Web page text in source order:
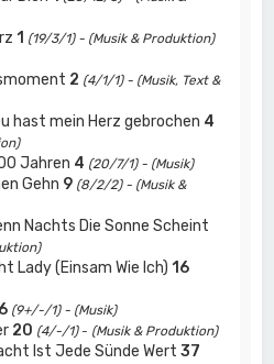
1 (19/3/1) - (Musik & Produktion)
2 (4/1/1) - (Musik, Text &
hast mein Herz gebrochen 4
Jahren 4 (20/7/1) - (Musik)
Gehn 9 (8/2/2) - (Musik &
Nachts Die Sonne Scheint
Lady (Einsam Wie Ich) 16
(9+/-/1) - (Musik)
20 (4/-/1)- (Musik & Produktion)
Ist Jede Sünde Wert37